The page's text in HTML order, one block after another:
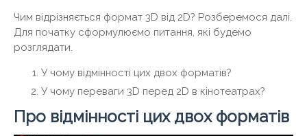
Чим відрізняється формат 3D від 2D? Розберемося далі.
Для початку сформулюємо питання, які будемо
розглядати.
У чому відмінності цих двох форматів?
У чому переваги 3D перед 2D в кінотеатрах?
Про відмінності цих двох форматів